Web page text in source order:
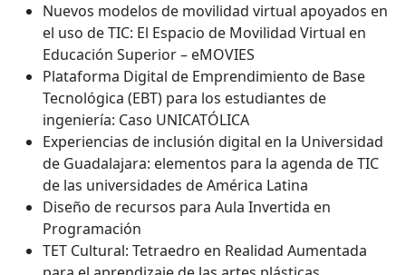
Nuevos modelos de movilidad virtual apoyados en
el uso de TIC: El Espacio de Movilidad Virtual en
Educación Superior – eMOVIES
Plataforma Digital de Emprendimiento de Base
Tecnológica (EBT) para los estudiantes de
ingeniería: Caso UNICATÓLICA
Experiencias de inclusión digital en la Universidad
de Guadalajara: elementos para la agenda de TIC
de las universidades de América Latina
Diseño de recursos para Aula Invertida en
Programación
TET Cultural: Tetraedro en Realidad Aumentada